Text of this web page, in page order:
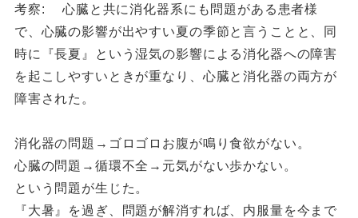
考察: 心臓と共に消化器系にも問題がある患者様
で、心臓の影響が出やすい夏の季節と言うことと、同
時に『長夏』という湿気の影響による消化器への障害
を起こしやすいときが重なり、心臓と消化器の両方が
障害された。
消化器の問題→ゴロゴロお腹が鳴り食欲がない。
心臓の問題→循環不全→元気がない歩かない。
という問題が生じた。
『大暑』を過ぎ、問題が解消すれば、内服量を今まで